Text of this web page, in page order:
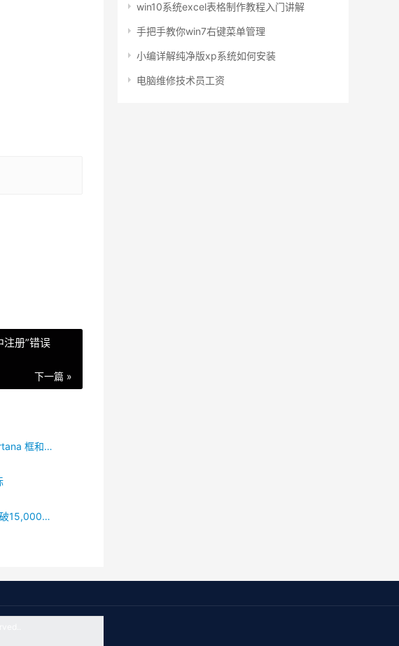
册”错误
下一篇 »
如何隐藏 Windows 10 任务栏上的搜索/Cortana 框和任务视图按钮
热门分析师预测比特币（BTC）价格可能跌破15,000美元
win10系统excel表格制作教程入门讲解
手把手教你win7右键菜单管理
小编详解纯净版xp系统如何安装
电脑维修技术员工资